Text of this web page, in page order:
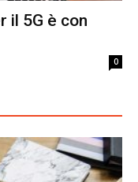
il 5G è con
0